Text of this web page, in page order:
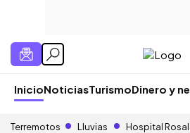
InicioNoticiasTurismoDinero y
Terremotos Lluvias Hospital